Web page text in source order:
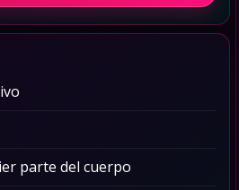
parte del cuerpo